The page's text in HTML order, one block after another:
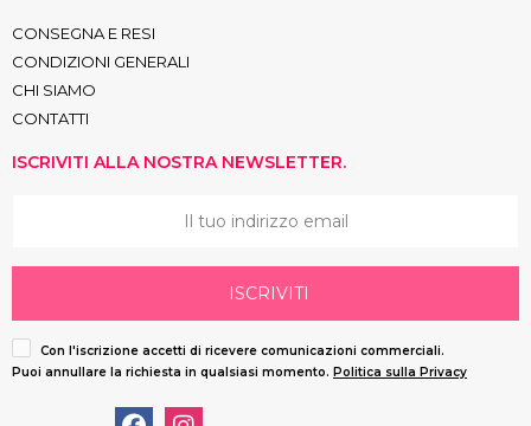
CONSEGNA E RESI
CONDIZIONI GENERALI
CHI SIAMO
CONTATTI
ISCRIVITI ALLA NOSTRA NEWSLETTER.
ISCRIVITI
Con l'iscrizione accetti di ricevere comunicazioni commerciali.
Puoi annullare la richiesta in qualsiasi momento. Politica sulla Privacy